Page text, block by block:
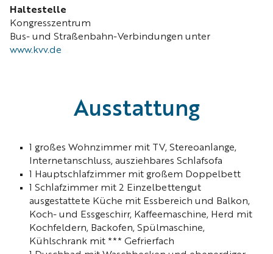
Haltestelle
Kongresszentrum
Bus- und Straßenbahn-Verbindungen unter
www.kvv.de
Ausstattung
1 großes Wohnzimmer mit TV, Stereoanlange,
Internet­anschluss, ausziehbares Schlafsofa
1 Hauptschlafzimmer mit großem Doppelbett
1 Schlafzimmer mit 2 Einzelbettengut
ausgestattete Küche mit Essbereich und Balkon,
Koch- und Essgeschirr, Kaffeemaschine, Herd mit
Kochfeldern, Backofen, Spülmaschine,
Kühlschrank mit *** Gefrierfach